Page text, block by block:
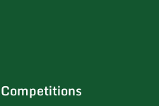
Competitions